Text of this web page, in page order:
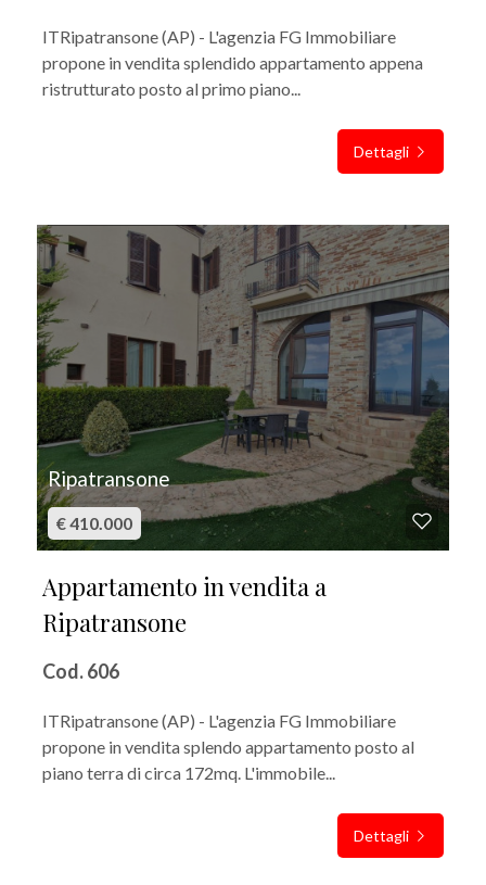
ITRipatransone (AP) - L'agenzia FG Immobiliare
propone in vendita splendido appartamento appena
ristrutturato posto al primo piano...
Dettagli
Ripatransone
€ 410.000
Appartamento in vendita a
Ripatransone
Cod. 606
ITRipatransone (AP) - L'agenzia FG Immobiliare
propone in vendita splendo appartamento posto al
piano terra di circa 172mq. L'immobile...
Dettagli